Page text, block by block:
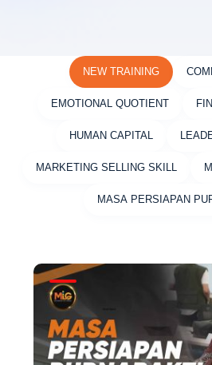
NEW TRAINING
EMOTIONAL QUOTIENT
HUMAN CAPITAL
MARKETING SELLING SKILL
MASA PERSIAPAN